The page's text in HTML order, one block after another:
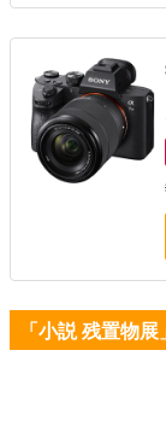
「小説 残置物